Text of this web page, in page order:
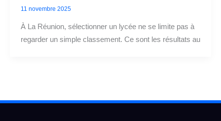
11 novembre 2025
À La Réunion, sélectionner un lycée ne se limite pas à
regarder un simple classement. Ce sont les résultats au